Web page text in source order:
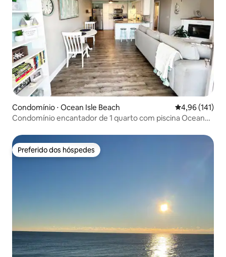
Condomínio ⋅ Ocean Isle Beach 4,96 de uma
4,96 (141)
Condomínio encantador de 1 quarto com piscina Ocean
Preferido dos hóspedes
Preferido dos hóspedes